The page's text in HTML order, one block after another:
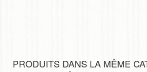
PRODUITS DANS LA MÊME